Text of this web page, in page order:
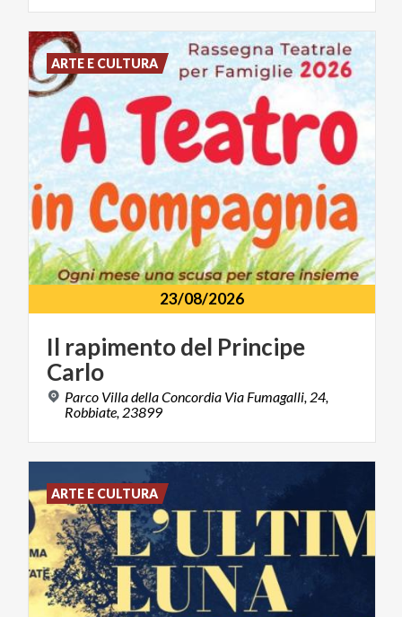
23/08/2026
Il rapimentodel Principe
Carlo
Parco Villa della Concordia Via Fumagalli, 24,
Robbiate, 23899
ARTE E CULTURA
ARTE E CULTURA